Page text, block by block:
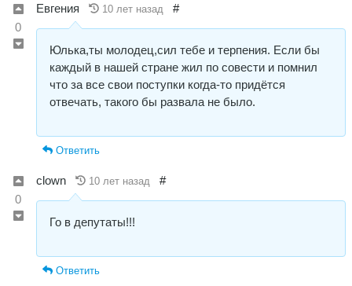
0
Евгения 10 лет назад #
Юлька,ты молодец,сил тебе и терпения. Если бы
каждый в нашей стране жил по совести и помнил
что за все свои поступки когда-то придётся
отвечать, такого бы развала не было.
Ответить
0
clown 10 лет назад #
Го в депутаты!!!
Ответить